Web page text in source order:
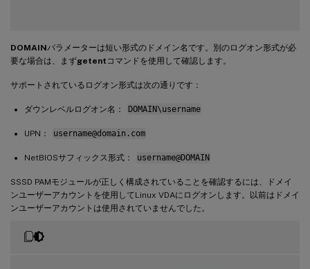
DOMAINパラメーターは短い形式のドメイン名です。別のログオン形式が必
要な場合は、まずgetent コマンドを使用して確認します。
サポートされているログオン形式は次の通りです：
ダウンレベルログオン名： DOMAIN\username
UPN： username@domain.com
NetBIOSサフィックス形式： username@DOMAIN
SSSD PAMモジュールが正しく構成されていることを確認するには、ドメイ
ンユーザーアカウントを使用してLinux VDAにログオンします。以前はドメイ
ンユーザーアカウントは使用されていませんでした。